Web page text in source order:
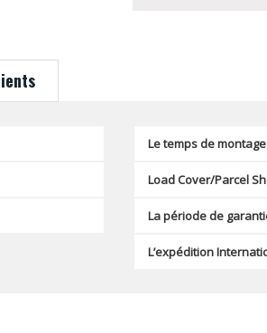
Le temps de
Load Cover/Parcel
La période de
L’expédition